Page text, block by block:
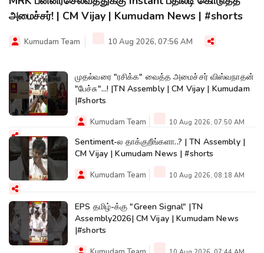
அமைச்சர்! | CM Vijay | Kumudam News | #shorts
Kumudam Team 10 Aug 2026, 07:56 AM
முதல்வரை "ரசிக்க" வைத்த அமைச்சர் விஸ்வநாதன்
"பேச்சு"...! |TN Assembly | CM Vijay | Kumudam
|#shorts
Kumudam Team 10 Aug 2026, 07:50 AM
Sentiment-ல தாக்குறீங்களா..? | TN Assembly |
CM Vijay | Kumudam News | #shorts
Kumudam Team 10 Aug 2026, 08:18 AM
EPS தமிழ்-க்கு "Green Signal" |TN
Assembly2026| CM Vijay | Kumudam News
|#shorts